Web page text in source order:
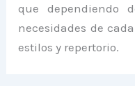
que dependiendo
necesidades de
estilos y repertorio.